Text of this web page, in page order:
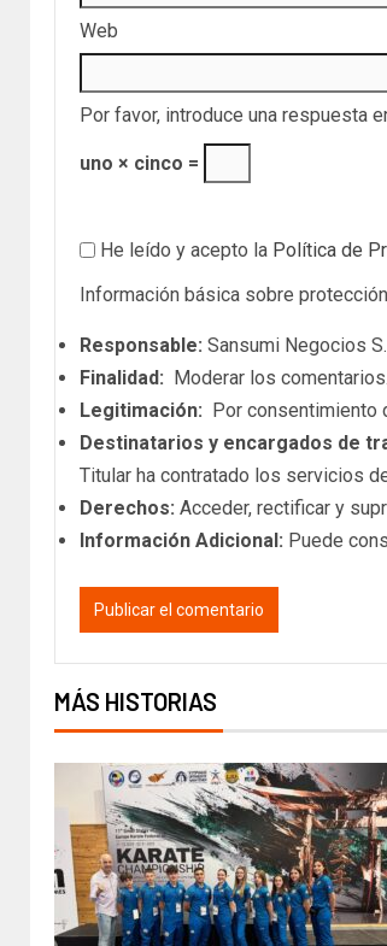
Web
Por favor, introduce una respuesta
uno × cinco =
He leído y acepto la Política de
Información básica sobre
Responsable: Sansumi Negocios
Finalidad: Moderar los comentarios.
Legitimación: Por consentimiento
Destinatarios y encargados de
Titular ha contratado los servicios
Derechos: Acceder, rectificar y
Información Adicional: Puede
MÁS HISTORIAS